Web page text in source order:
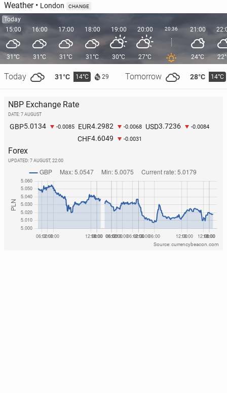
Weather• London CHANGE
Today
15:00
31°C
Today 31°C 14°C 29 Tomorrow 28°C 14°C
16:00
31°C
17:00
31°C
18:00
31°C
19:00
30°C
20:00
27°C
20:36 21:00
24°C
NBP Exchange Rate
DATE: 7 AUGUST
GBP5.0134 -0.0085 EUR4.2982 -0.0068 USD3.7236 -0.0084
CHF4.6049 -0.0031
Forex
UPDATED: 7 AUGUST, 22:00
Source: currencybeacon.com